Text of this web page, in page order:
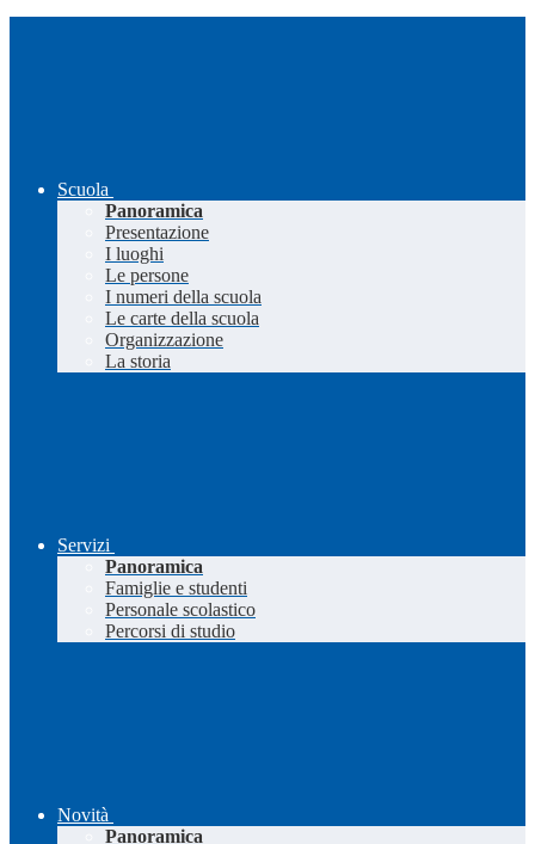
Scuola
Panoramica
Presentazione
I luoghi
Le persone
I numeri della scuola
Le carte della scuola
Organizzazione
La storia
Servizi
Panoramica
Famiglie e studenti
Personale scolastico
Percorsi di studio
Novità
Panoramica